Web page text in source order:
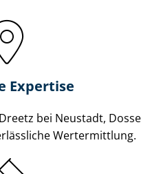
Expertise
bei Neustadt, Dosse
Wertermittlung.